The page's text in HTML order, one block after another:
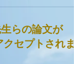
focused on
らの論文が
セプトされま